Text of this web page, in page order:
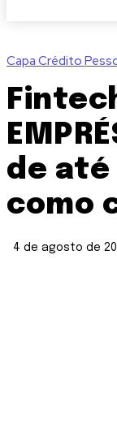
Capa Crédito
de até
como
4 de agosto de